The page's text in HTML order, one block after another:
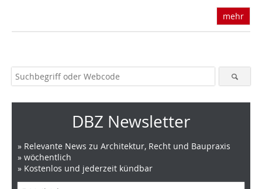
mehr
DBZ Newsletter
» Relevante News zu Architektur, Recht und Baupraxis
» wöchentlich
» Kostenlos und jederzeit kündbar